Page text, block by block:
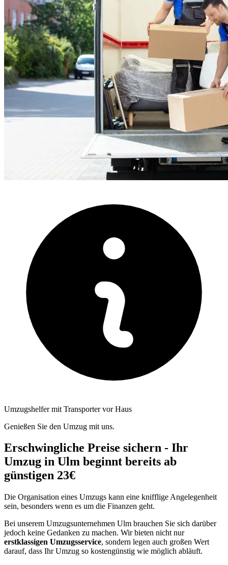
Umzugshelfer mit Transporter vor Haus
Genießen Sie den Umzug mit uns.
Erschwingliche Preise sichern - Ihr
Umzug in Ulm beginnt bereits ab
günstigen 23€
Die Organisation eines Umzugs kann eine knifflige Angelegenheit
sein, besonders wenn es um die Finanzen geht.
Bei unserem Umzugsunternehmen Ulm brauchen Sie sich darüber
jedoch keine Gedanken zu machen. Wir bieten nicht nur
erstklassigen Umzugsservice, sondern legen auch großen Wert
darauf, dass Ihr Umzug so kostengünstig wie möglich abläuft.